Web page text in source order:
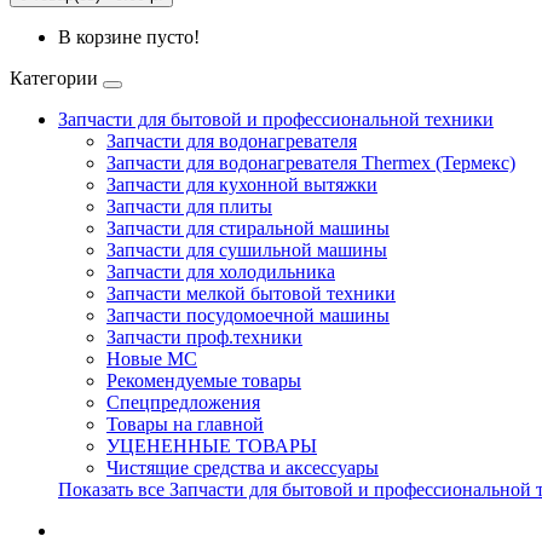
В корзине пусто!
Категории
Запчасти для бытовой и профессиональной техники
Запчасти для водонагревателя
Запчасти для водонагревателя Thermex (Термекс)
Запчасти для кухонной вытяжки
Запчасти для плиты
Запчасти для стиральной машины
Запчасти для сушильной машины
Запчасти для холодильника
Запчасти мелкой бытовой техники
Запчасти посудомоечной машины
Запчасти проф.техники
Новые МС
Рекомендуемые товары
Спецпредложения
Товары на главной
УЦЕНЕННЫЕ ТОВАРЫ
Чистящие средства и аксессуары
Показать все Запчасти для бытовой и профессиональной